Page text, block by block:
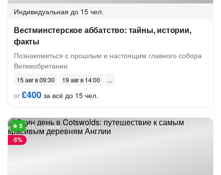
Индивидуальная до 15 чел.
Вестминстерское аббатство: тайны, истории,
факты
Познакомиться с прошлым и настоящим главного собора
Великобритании
15 авг в 09:30
19 авг в 14:00
от£400 за всё до 15 чел.
-5%
25 отзывов